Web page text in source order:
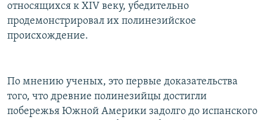
относящихся к XIV веку, убедительно
продемонстрировал их полинезийское
происхождение.
По мнению ученых, это первые доказательства
того, что древние полинезийцы достигли
побережья Южной Америки задолго до испанского